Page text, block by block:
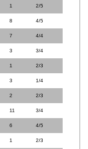
1 2/5
8 4/5
7 4/4
3 3/4
1 2/3
3 1/4
2 2/3
11 3/4
6 4/5
1 2/3